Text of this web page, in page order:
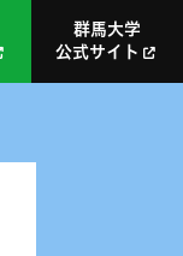
群馬大学
公式サイト